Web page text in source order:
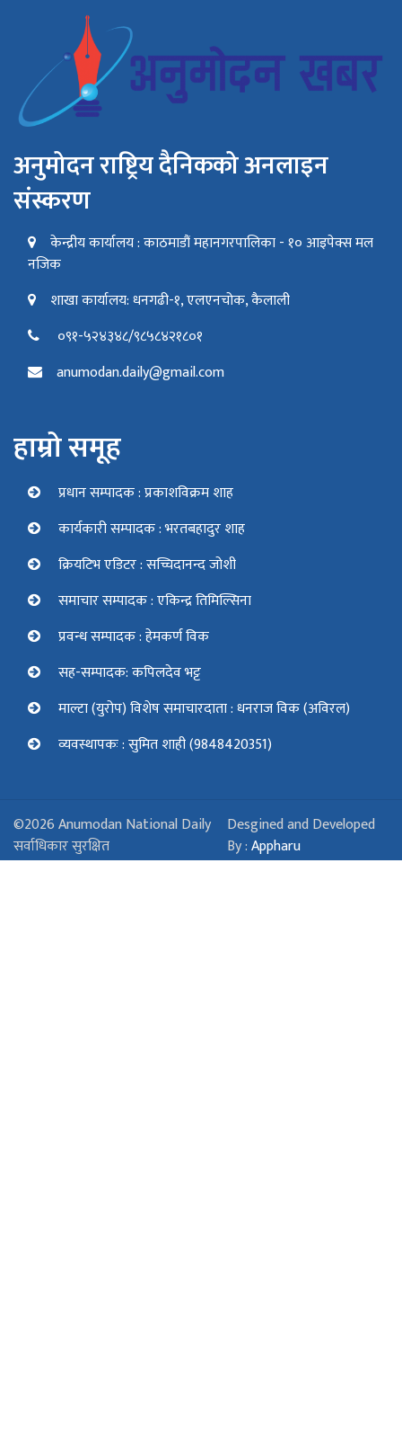
अनुमोदन राष्ट्रिय दैनिकको अनलाइन
संस्करण
केन्द्रीय कार्यालय : काठमाडौं महानगरपालिका - १० आइपेक्स मल
नजिक
शाखा कार्यालय: धनगढी-१, एलएनचोक, कैलाली
०९१-५२४३४८/९८५८४२१८०१
anumodan.daily@gmail.com
हाम्रो समूह
प्रधान सम्पादक : प्रकाशविक्रम शाह
कार्यकारी सम्पादक : भरतबहादुर शाह
क्रियटिभ एडिटर : सच्चिदानन्द जोशी
समाचार सम्पादक : एकिन्द्र तिमिल्सिना
प्रवन्ध सम्पादक : हेमकर्ण विक
सह-सम्पादक: कपिलदेव भट्ट
माल्टा (युरोप) विशेष समाचारदाता : धनराज विक (अविरल)
व्यवस्थापकः : सुमित शाही (9848420351)
©2026 Anumodan National Daily
सर्वाधिकार सुरक्षित
Desgined and Developed
By :Appharu